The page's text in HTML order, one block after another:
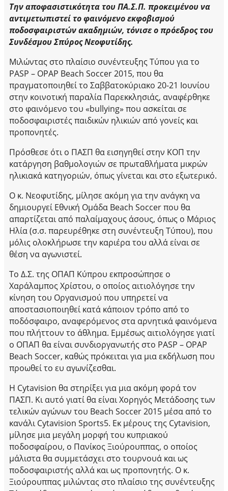
Την αποφασιστικότητα του ΠΑ.Σ.Π. προκειμένου να
αντιμετωπιστεί το φαινόμενο εκφοβισμού
ποδοσφαιριστών ακαδημιών, τόνισε ο πρόεδρος του
Συνδέσμου Σπύρος Νεοφυτίδης.
Μιλώντας στο πλαίσιο συνέντευξης Τύπου για το
PASP – OPAP Beach Soccer 2015, που θα
πραγματοποιηθεί το Σαββατοκύριακο 20-21 Ιουνίου
στην κοινοτική παραλία Παρεκκλησιάς, αναφέρθηκε
στο φαινόμενο του «bullying» που ασκείται σε
ποδοσφαιριστές παιδικών ηλικιών από γονείς και
προπονητές.
Πρόσθεσε ότι ο ΠΑΣΠ θα εισηγηθεί στην ΚΟΠ την
κατάργηση βαθμολογιών σε πρωταθλήματα μικρών
ηλικιακά κατηγοριών, όπως γίνεται και στο εξωτερικό.
Ο κ. Νεοφυτίδης, μίλησε ακόμη για την ανάγκη να
δημιουργεί Εθνική Ομάδα Beach Soccer που θα
απαρτίζεται από παλαίμαχους άσους, όπως ο Μάριος
Ηλία (σ.σ. παρευρέθηκε στη συνέντευξη Τύπου), που
μόλις ολοκλήρωσε την καριέρα του αλλά είναι σε
θέση να αγωνιστεί.
Το Δ.Σ. της ΟΠΑΠ Κύπρου εκπροσώπησε ο
Χαράλαμπος Χρίστου, ο οποίος αιτιολόγησε την
κίνηση του Οργανισμού που υπηρετεί να
αποστασιοποιηθεί κατά κάποιον τρόπο από το
ποδόσφαιρο, αναφερόμενος στα αρνητικά φαινόμενα
που πλήττουν το άθλημα. Εμμέσως αιτιολόγησε γιατί
ο ΟΠΑΠ θα είναι συνδιοργανωτής στο PASP – OPAP
Beach Soccer, καθώς πρόκειται για μια εκδήλωση που
προωθεί το ευ αγωνίζεσθαι.
Η Cytavision θα στηρίξει για μια ακόμη φορά τον
ΠΑΣΠ. Κι αυτό γιατί θα είναι Χορηγός Μετάδοσης των
τελικών αγώνων του Beach Soccer 2015 μέσα από το
κανάλι Cytavision Sports5. Εκ μέρους της Cytavision,
μίλησε μια μεγάλη μορφή του κυπριακού
ποδοσφαίρου, ο Πανίκος Ξιούρουππας, ο οποίος
μάλιστα θα συμμετάσχει στο τουρνουά και ως
ποδοσφαιριστής αλλά και ως προπονητής. Ο κ.
Ξιούρουππας μιλώντας στο πλαίσιο της συνέντευξης